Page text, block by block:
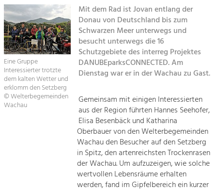
Naturschutz
Architektur
Landwirtschaft & Tourismus
Projekte
Kirchen am Fluss
Tourismus
Angebotsentwicklung und
Positionierung.
Kunst & Kultur
Handwerk, Wissenschaft und Forschung.
Soziales, Bildung &
Gleichberechtigung, Jugend und
Mobilität & Energie
Klimawandel, öffentlicher Verkehr und
erneuerbare Energie
Eine Gruppe
Interessierter trotzte
dem kalten Wetter und
erklomm den Setzberg
© Welterbegemeinden
Wachau
Mit dem Rad ist Jovan entlang der
Donau von Deutschland bis zum
Schwarzen Meer unterwegs und
besucht unterwegs die 16
Schutzgebiete des interreg Projektes
DANUBEparksCONNECTED. Am
Dienstag war er in der Wachau zu Gast.
Gemeinsam mit einigen Interessierten
aus der Region führten Hannes Seehofer,
Elisa Besenbäck und Katharina
Oberbauer von den Welterbegemeinden
Wachau den Besucher auf den Setzberg
in Spitz, den artenreichsten Trockenrasen
der Wachau. Um aufzuzeigen, wie solche
wertvollen Lebensräume erhalten
werden, fand im Gipfelbereich ein kurzer